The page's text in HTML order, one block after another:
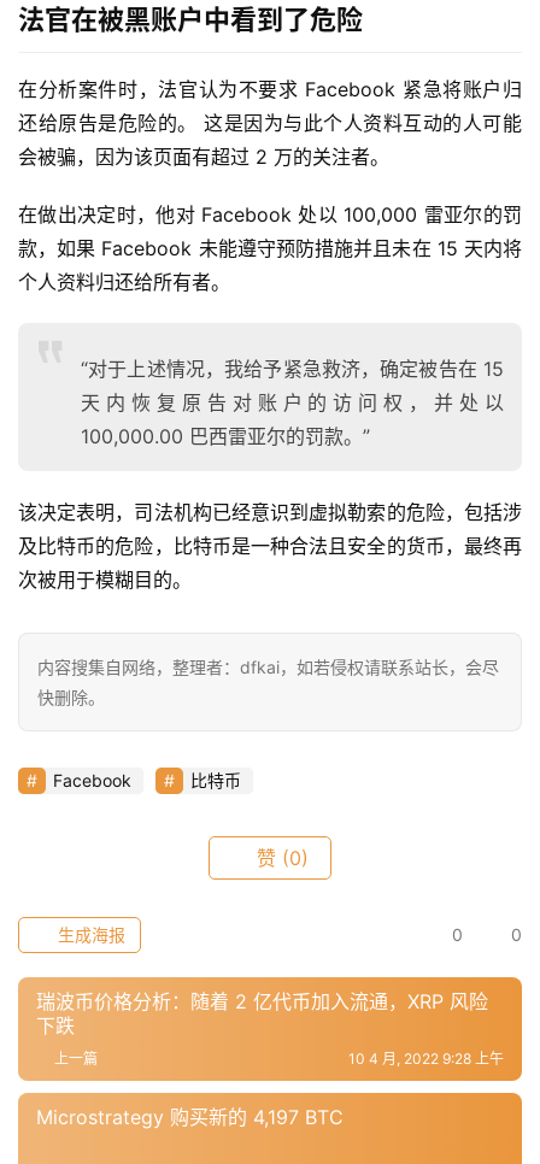
首
页
a
h
r
指
数
具
推
荐
法官在被黑账户中看到了危险
在分析案件时，法官认为不要求 Facebook 紧急将账户归
还给原告是危险的。 这是因为与此个人资料互动的人可能
会被骗，因为该页面有超过 2 万的关注者。
在做出决定时，他对 Facebook 处以 100,000 雷亚尔的罚
款，如果 Facebook 未能遵守预防措施并且未在 15 天内将
个人资料归还给所有者。
“对于上述情况，我给予紧急救济，确定被告在 15
天内恢复原告对账户的访问权，并处以
100,000.00 巴西雷亚尔的罚款。”
该决定表明，司法机构已经意识到虚拟勒索的危险，包括涉
及比特币的危险，比特币是一种合法且安全的货币，最终再
次被用于模糊目的。
内容搜集自网络，整理者：dfkai，如若侵权请联系站长，会尽
快删除。
Facebook 比特币
赞 (0)
0 0
生成海报
瑞波币价格分析：随着 2 亿代币加入流通，XRP 风险
下跌
上一篇 10 4 月, 2022 9:28 上午
Microstrategy 购买新的 4,197 BTC